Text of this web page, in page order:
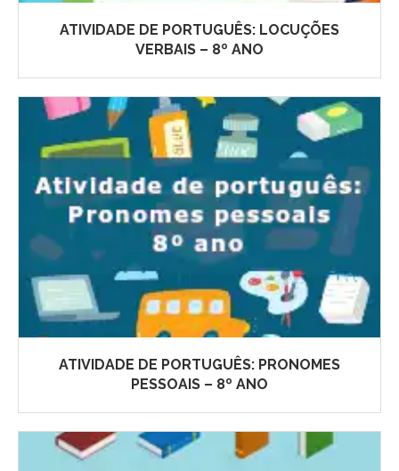
ATIVIDADE DE PORTUGUÊS: LOCUÇÕES
VERBAIS – 8º ANO
ATIVIDADE DE PORTUGUÊS: PRONOMES
PESSOAIS – 8º ANO